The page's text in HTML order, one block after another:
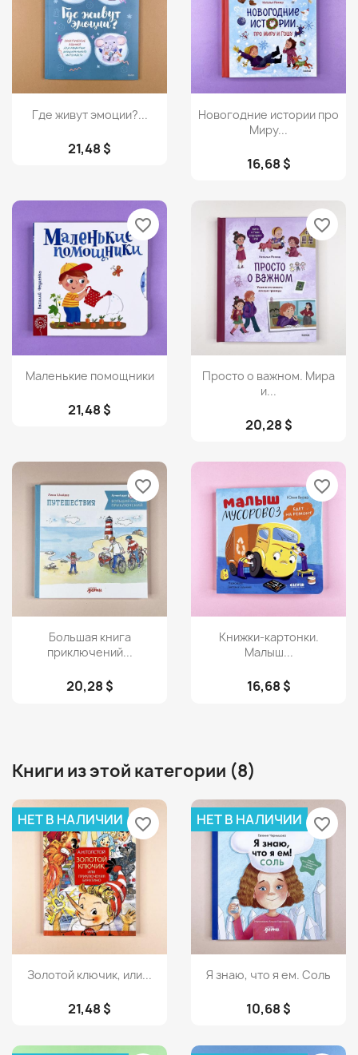
Просмотр
Где живут эмоции?...
21,48 $
Просмотр
Новогодние истории про
Миру...
16,68 $
 Просмотр
Маленькие помощники
21,48 $
favorite_border
 Просмотр
Просто о важном. Мира
и...
20,28 $
favorite_border
Просмотр
Большая книга
приключений...
20,28 $
favorite_border
Просмотр
Книжки-картонки.
Малыш...
16,68 $
favorite_border
Книги из этой категории (8)
Просмотр
Золотой ключик, или...
21,48 $
НЕТ В НАЛИЧИИ favorite_border
 Просмотр
Я знаю, что я ем. Соль
10,68 $
НЕТ В НАЛИЧИИ favorite_border